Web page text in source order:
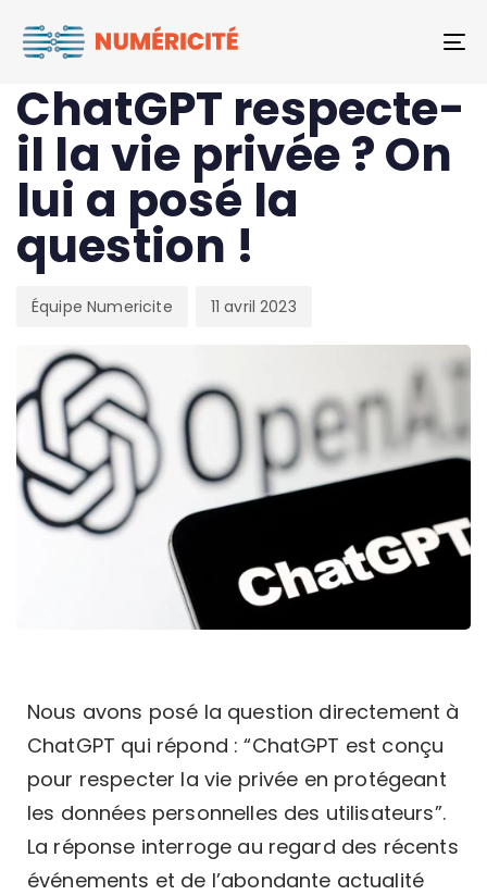
IN:
IA
ChatGPT respecte-
il la vie privée ? On
lui a posé la
question !
Équipe Numericite
on:
11 avril 2023
Nous avons posé la question directement à
ChatGPT qui répond : “ChatGPT est conçu
pour respecter la vie privée en protégeant
les données personnelles des utilisateurs”.
La réponse interroge au regard des récents
événements et de l’abondante actualité